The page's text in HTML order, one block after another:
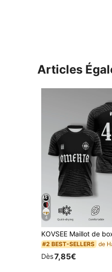
Articles
4
#2 BEST-SELLERS
Dès7,85€